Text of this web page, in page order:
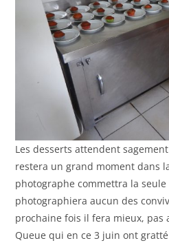
Les desserts attendent
restera un grand moment dans
photographe commettra la
photographiera aucun des
prochaine fois il fera mieux, pas
Queue qui en ce 3 juin ont